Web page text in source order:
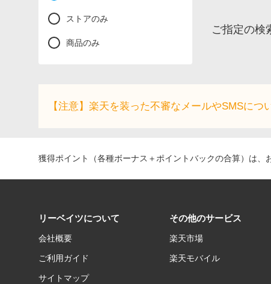
ストアのみ
商品のみ
ご指定の検
【注意】楽天を装った不審なメールやSMSにつ
獲得ポイント（各種ボーナス＋ポイントバックの合算）は
リーベイツについて
会社概要
ご利用ガイド
サイトマップ
その他のサービス
楽天市場
楽天モバイル